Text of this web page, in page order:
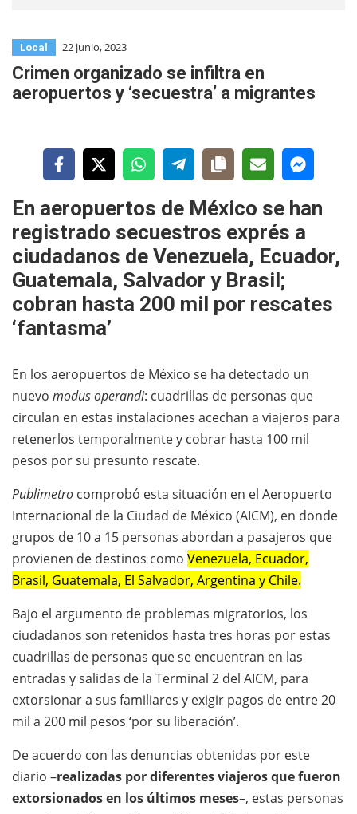
Local 22 junio, 2023
Crimen organizado se infiltra en
aeropuertos y ‘secuestra’ a migrantes
En aeropuertos de México se han
registrado secuestros exprés a
ciudadanos de Venezuela, Ecuador,
Guatemala, Salvador y Brasil;
cobran hasta 200 mil por rescates
‘fantasma’
En los aeropuertos de México se ha detectado un
nuevo modus operandi: cuadrillas de personas que
circulan en estas instalaciones acechan a viajeros para
retenerlos temporalmente y cobrar hasta 100 mil
pesos por su presunto rescate.
Publimetro comprobó esta situación en el Aeropuerto
Internacional de la Ciudad de México (AICM), en donde
grupos de 10 a 15 personas abordan a pasajeros que
provienen de destinos como Venezuela, Ecuador,
Brasil, Guatemala, El Salvador, Argentina y Chile.
Bajo el argumento de problemas migratorios, los
ciudadanos son retenidos hasta tres horas por estas
cuadrillas de personas que se encuentran en las
entradas y salidas de la Terminal 2 del AICM, para
extorsionar a sus familiares y exigir pagos de entre 20
mil a 200 mil pesos ‘por su liberación’.
De acuerdo con las denuncias obtenidas por este
diario –realizadas por diferentes viajeros que fueron
extorsionados en los últimos meses–, estas personas